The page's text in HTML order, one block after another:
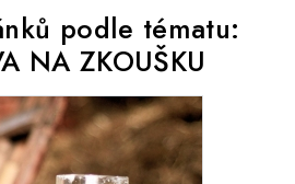
podle tématu:
NA ZKOUŠKU